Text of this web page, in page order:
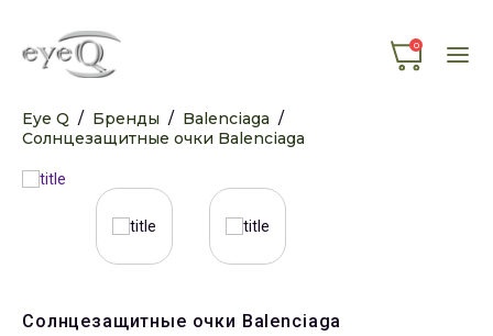
0
Eye Q / Бренды / Balenciaga /
Солнцезащитные очки Balenciaga
Солнцезащитные очки Balenciaga